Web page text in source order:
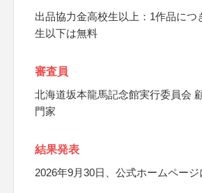
出品協力金高校生以上：1作品に
生以下は無料
審査員
北海道坂本龍馬記念館実行委員会
門家
結果発表
2026年9月30日、公式ホームページ